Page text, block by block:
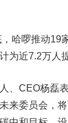
啰推动19
为近7.2万人
CEO杨磊表
来委员会，